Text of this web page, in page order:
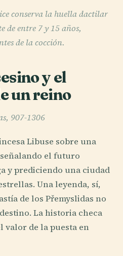
conserva la huella dactilar
de entre 7 y 15 años,
de la cocción.
y el
un reino
907-1306
Libuse sobre una
el futuro
y prediciendo una ciudad
Una leyenda, sí,
de los Přemyslidas no
La historia checa
valor de la puesta en